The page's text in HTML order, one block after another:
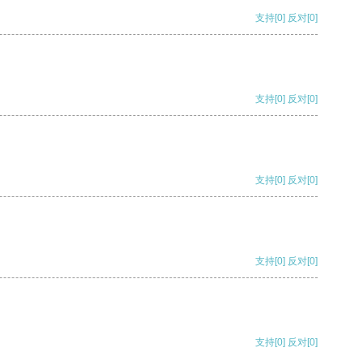
支持[0] 反对[0]
支持[0] 反对[0]
支持[0] 反对[0]
支持[0] 反对[0]
支持[0] 反对[0]